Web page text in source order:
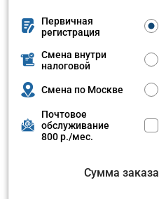
Первичная
регистрация
Смена внутри
налоговой
Смена по Москве
Почтовое
обслуживание
800 р./мес.
Сумма заказа